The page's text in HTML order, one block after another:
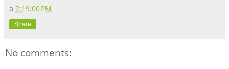
a 2:19:00 PM
Share
No comments: